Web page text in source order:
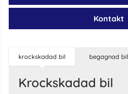
Kontakt
krockskadad bil begagnad bil
krockskadad bil